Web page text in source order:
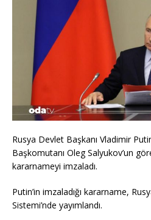
Rusya Devlet Başkanı Vladimir
Başkomutanı Oleg Salyukov’un
kararnameyi imzaladı.
Putin’in imzaladığı kararname,
Sistemi’nde yayımlandı.